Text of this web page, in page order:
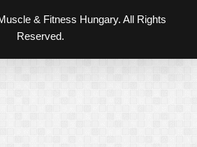
& Fitness Hungary. All Rights
Reserved.